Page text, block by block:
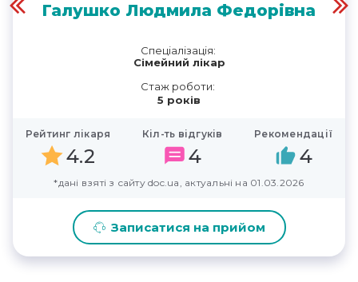
Галушко Людмила Федорівна
Спеціалізація:
Сімейний лікар
Стаж роботи:
5 років
Рейтинг лікаря
4.2
Кіл-ть відгуків
4
Рекомендації
4
*дані взяті з сайту doc.ua, актуальні на 01.03.2026
Записатися на прийом